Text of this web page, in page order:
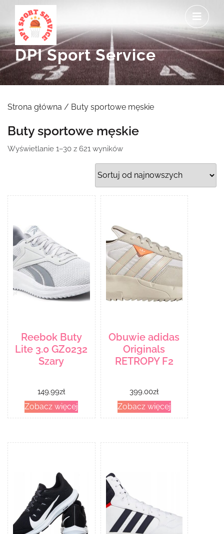
content
DPI Sport Service
Strona główna / Buty sportowe męskie
Buty sportowe męskie
Wyświetlanie 1–30 z 621 wynikówPosortowane
według
najnowszych
Reebok Buty
Lite 3.0 GZ0232
Szary
149.99zł
Zobacz więcej
Obuwie adidas
Originals
RETROPY F2
399.00zł
Zobacz więcej